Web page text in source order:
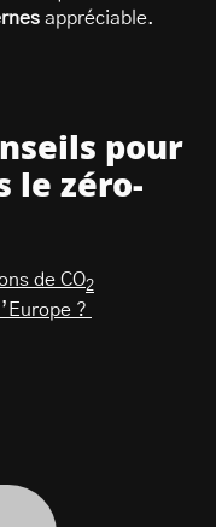
appréciable.
pour
le zéro-
de CO2
?